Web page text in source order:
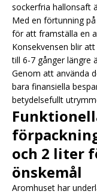
sockerfria hallonsaft
Med en förtunning
för att framställa en
Konsekvensen blir
till 6-7 gånger längre
Genom att använda
bara finansiella
betydelsefullt
och 2 liter
önskemål
Aromhuset har